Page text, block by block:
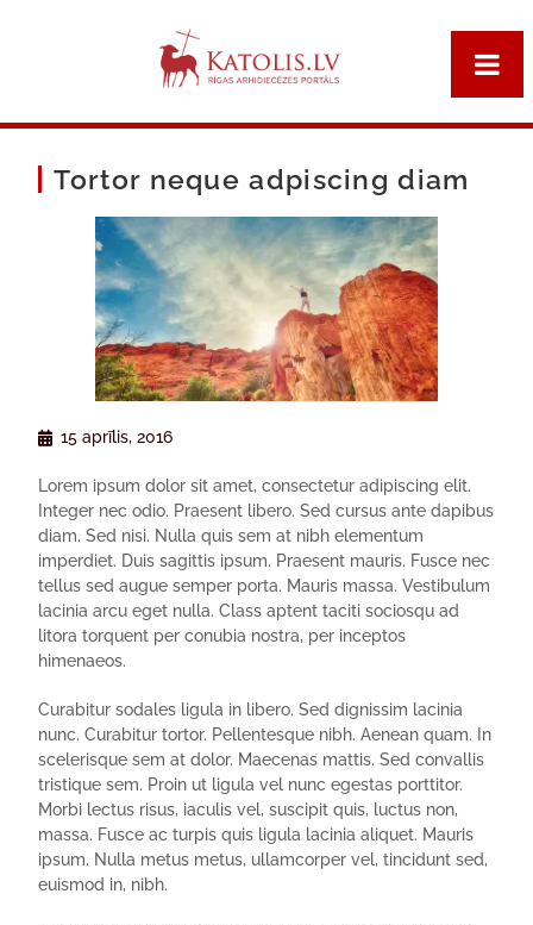
Tortor neque adpiscing diam
15 aprīlis, 2016
Lorem ipsum dolor sit amet, consectetur adipiscing elit.
Integer nec odio. Praesent libero. Sed cursus ante dapibus
diam. Sed nisi. Nulla quis sem at nibh elementum
imperdiet. Duis sagittis ipsum. Praesent mauris. Fusce nec
tellus sed augue semper porta. Mauris massa. Vestibulum
lacinia arcu eget nulla. Class aptent taciti sociosqu ad
litora torquent per conubia nostra, per inceptos
himenaeos.
Curabitur sodales ligula in libero. Sed dignissim lacinia
nunc. Curabitur tortor. Pellentesque nibh. Aenean quam. In
scelerisque sem at dolor. Maecenas mattis. Sed convallis
tristique sem. Proin ut ligula vel nunc egestas porttitor.
Morbi lectus risus, iaculis vel, suscipit quis, luctus non,
massa. Fusce ac turpis quis ligula lacinia aliquet. Mauris
ipsum. Nulla metus metus, ullamcorper vel, tincidunt sed,
euismod in, nibh.